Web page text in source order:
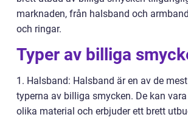
marknaden, från halsband och
och ringar.
Typer av billiga
1. Halsband: Halsband är en av de
typerna av billiga smycken. De kan
olika material och erbjuder ett brett